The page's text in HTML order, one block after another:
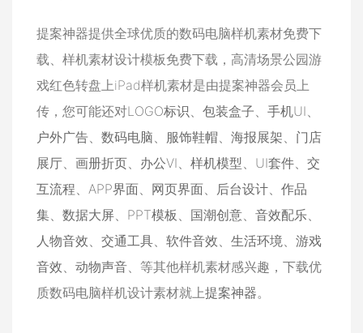
提案神器提供全球优质的数码电脑样机素材免费下
载、样机素材设计模板免费下载，高清场景公园游
戏红色转盘上iPad样机素材是由提案神器会员上
传，您可能还对LOGO标识 包装盒子 手机UI
户外广告
数码电脑 服饰鞋帽 海报展架
门店
展厅
画册折页 办公VI 样机模型 UI套件
交
互流程
APP界面 网页界面 后台设计
作品
集
数据大屏 PPT模板 国潮创意 音效配乐
人物音效
交通工具 软件音效 生活环境
游戏
音效
动物声音 、等其他样机素材感兴趣，下载优
质数码电脑样机设计素材就上提案神器。